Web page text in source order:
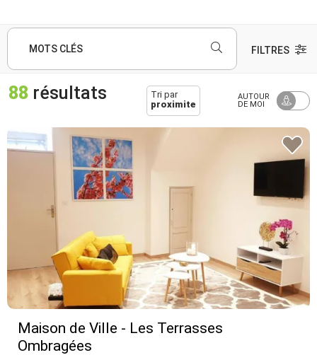
MOTS CLÉS FILTRES
88 résultats
Tri par
proximite
AUTOUR
DE MOI
Maison de Ville - Les Terrasses
Ombragées